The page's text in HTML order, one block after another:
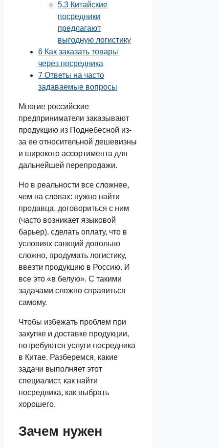
5.3 Китайские
посредники
предлагают
выгодную логистику
6 Как заказать товары
через посредника
7 Ответы на часто
задаваемые вопросы
Многие российские
предприниматели заказывают
продукцию из Поднебесной из-
за ее относительной дешевизны
и широкого ассортимента для
дальнейшей перепродажи.
Но в реальности все сложнее,
чем на словах: нужно найти
продавца, договориться с ним
(часто возникает языковой
барьер), сделать оплату, что в
условиях санкций довольно
сложно, продумать логистику,
ввезти продукцию в Россию. И
все это «в белую». С такими
задачами сложно справиться
самому.
Чтобы избежать проблем при
закупке и доставке продукции,
потребуются услуги посредника
в Китае. Разберемся, какие
задачи выполняет этот
специалист, как найти
посредника, как выбрать
хорошего.
Зачем нужен